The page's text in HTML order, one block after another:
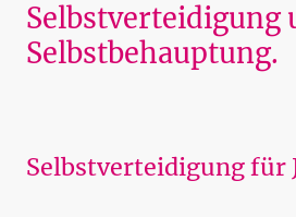
Selbstverteidigung
Selbstbehauptung.
Selbstverteidigung für